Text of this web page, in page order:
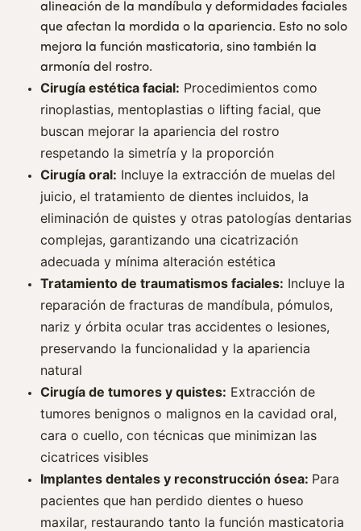
alineación de la mandíbula y deformidades faciales
que afectan la mordida o la apariencia. Esto no solo
mejora la función masticatoria, sino también la
armonía del rostro.
Cirugía estética facial: Procedimientos como
rinoplastias, mentoplastias o lifting facial, que
buscan mejorar la apariencia del rostro
respetando la simetría y la proporción
Cirugía oral: Incluye la extracción de muelas del
juicio, el tratamiento de dientes incluidos, la
eliminación de quistes y otras patologías dentarias
complejas, garantizando una cicatrización
adecuada y mínima alteración estética
Tratamiento de traumatismos faciales: Incluye la
reparación de fracturas de mandíbula, pómulos,
nariz y órbita ocular tras accidentes o lesiones,
preservando la funcionalidad y la apariencia
natural
Cirugía de tumores y quistes: Extracción de
tumores benignos o malignos en la cavidad oral,
cara o cuello, con técnicas que minimizan las
cicatrices visibles
Implantes dentales y reconstrucción ósea: Para
pacientes que han perdido dientes o hueso
maxilar, restaurando tanto la función masticatoria